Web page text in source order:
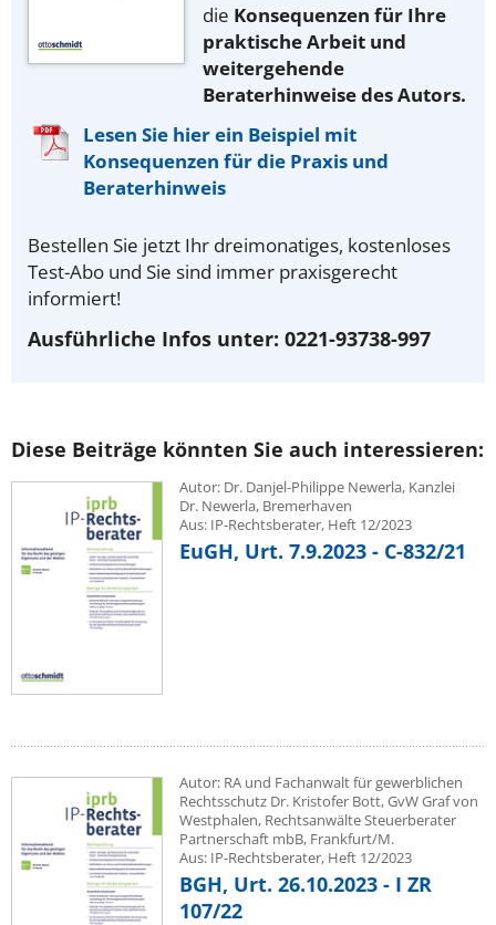
die Konsequenzen für Ihre
praktische Arbeit und
weitergehende
Beraterhinweise des Autors.
Lesen Sie hier ein Beispiel mit
Konsequenzen für die Praxis und
Beraterhinweis
Bestellen Sie jetzt Ihr dreimonatiges, kostenloses
Test-Abo und Sie sind immer praxisgerecht
informiert!
Ausführliche Infos unter: 0221-93738-997
Diese Beiträge könnten Sie auch interessieren:
Autor: Dr. Danjel-Philippe Newerla, Kanzlei
Dr. Newerla, Bremerhaven
Aus: IP-Rechtsberater, Heft 12/2023
EuGH, Urt. 7.9.2023 - C-832/21
Autor: RA und Fachanwalt für gewerblichen
Rechtsschutz Dr. Kristofer Bott, GvW Graf von
Westphalen, Rechtsanwälte Steuerberater
Partnerschaft mbB, Frankfurt/M.
Aus: IP-Rechtsberater, Heft 12/2023
BGH, Urt. 26.10.2023 - I ZR
107/22